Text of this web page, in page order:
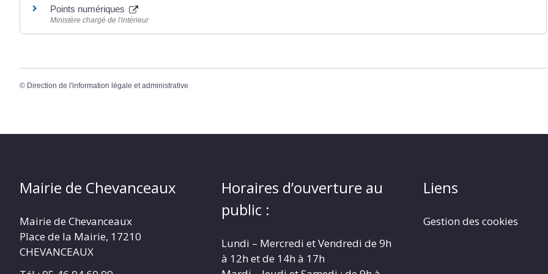
Points numériques
Ministère chargé de l'intérieur
© Direction de l'information légale et administrative
Mairie de Chevanceaux
Mairie de Chevanceaux
Place de la Mairie, 17210
CHEVANCEAUX
Horaires d’ouverture au
public :
Lundi – Mercredi et Vendredi de 9h
à 12h et de 14h à 17h
Liens
Gestion des cookies